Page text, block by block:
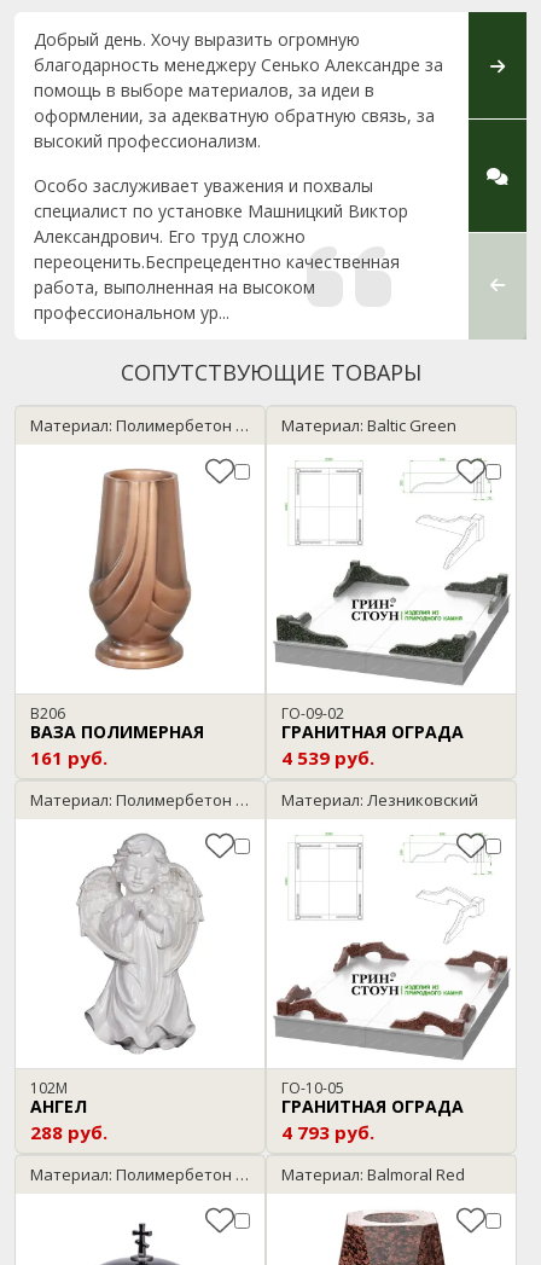
Добрый день. Хочу выразить огромную
благодарность менеджеру Сенько Александре за
помощь в выборе материалов, за идеи в
оформлении, за адекватную обратную связь, за
высокий профессионализм.
Особо заслуживает уважения и похвалы
специалист по установке Машницкий Виктор
Александрович. Его труд сложно
переоценить.Беспрецедентно качественная
работа, выполненная на высоком
профессиональном ур...
и все
На
СОПУТСТВУЮЩИЕ ТОВАРЫ
Материал: Полимербетон / бронза
В206
ВАЗА ПОЛИМЕРНАЯ
161 руб.
Материал: Baltic Green
ГО-09-02
ГРАНИТНАЯ ОГРАДА
4 539 руб.
Материал: Полимербетон / мрамор
102М
АНГЕЛ
288 руб.
Материал: Лезниковский
ГО-10-05
ГРАНИТНАЯ ОГРАДА
4 793 руб.
Материал: Полимербетон / черный с серебром Материал: Balmoral Red